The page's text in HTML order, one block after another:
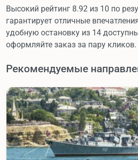
Высокий рейтинг 8.92 из 10 по
гарантирует отличные
удобную остановку из 14
оформляйте заказ за пару кликов.
Рекомендуемые